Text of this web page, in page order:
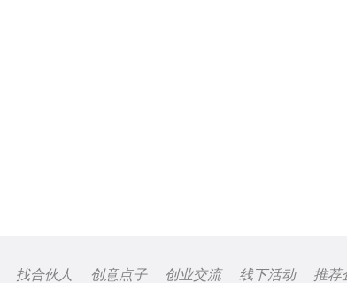
找合伙人 创意点子 创业交流 线下活动
推荐